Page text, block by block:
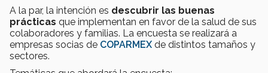
A la par, la intención es descubrir las buenas
prácticas que implementan en favor de la salud de sus
colaboradores y familias. La encuesta se realizará a
empresas socias de COPARMEX de distintos tamaños y
sectores.